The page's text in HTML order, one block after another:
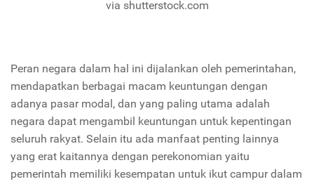
via shutterstock.com
Peran negara dalam hal ini dijalankan oleh pemerintahan,
mendapatkan berbagai macam keuntungan dengan
adanya pasar modal, dan yang paling utama adalah
negara dapat mengambil keuntungan untuk kepentingan
seluruh rakyat. Selain itu ada manfaat penting lainnya
yang erat kaitannya dengan perekonomian yaitu
pemerintah memiliki kesempatan untuk ikut campur dalam